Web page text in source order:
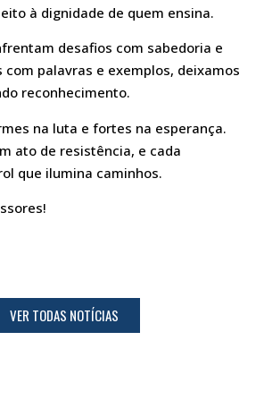
à dignidade de quem ensina.
desafios com sabedoria e
palavras e exemplos, deixamos
reconhecimento.
na luta e fortes na esperança.
ato de resistência, e cada
que ilumina caminhos.
VER TODAS NOTÍCIAS